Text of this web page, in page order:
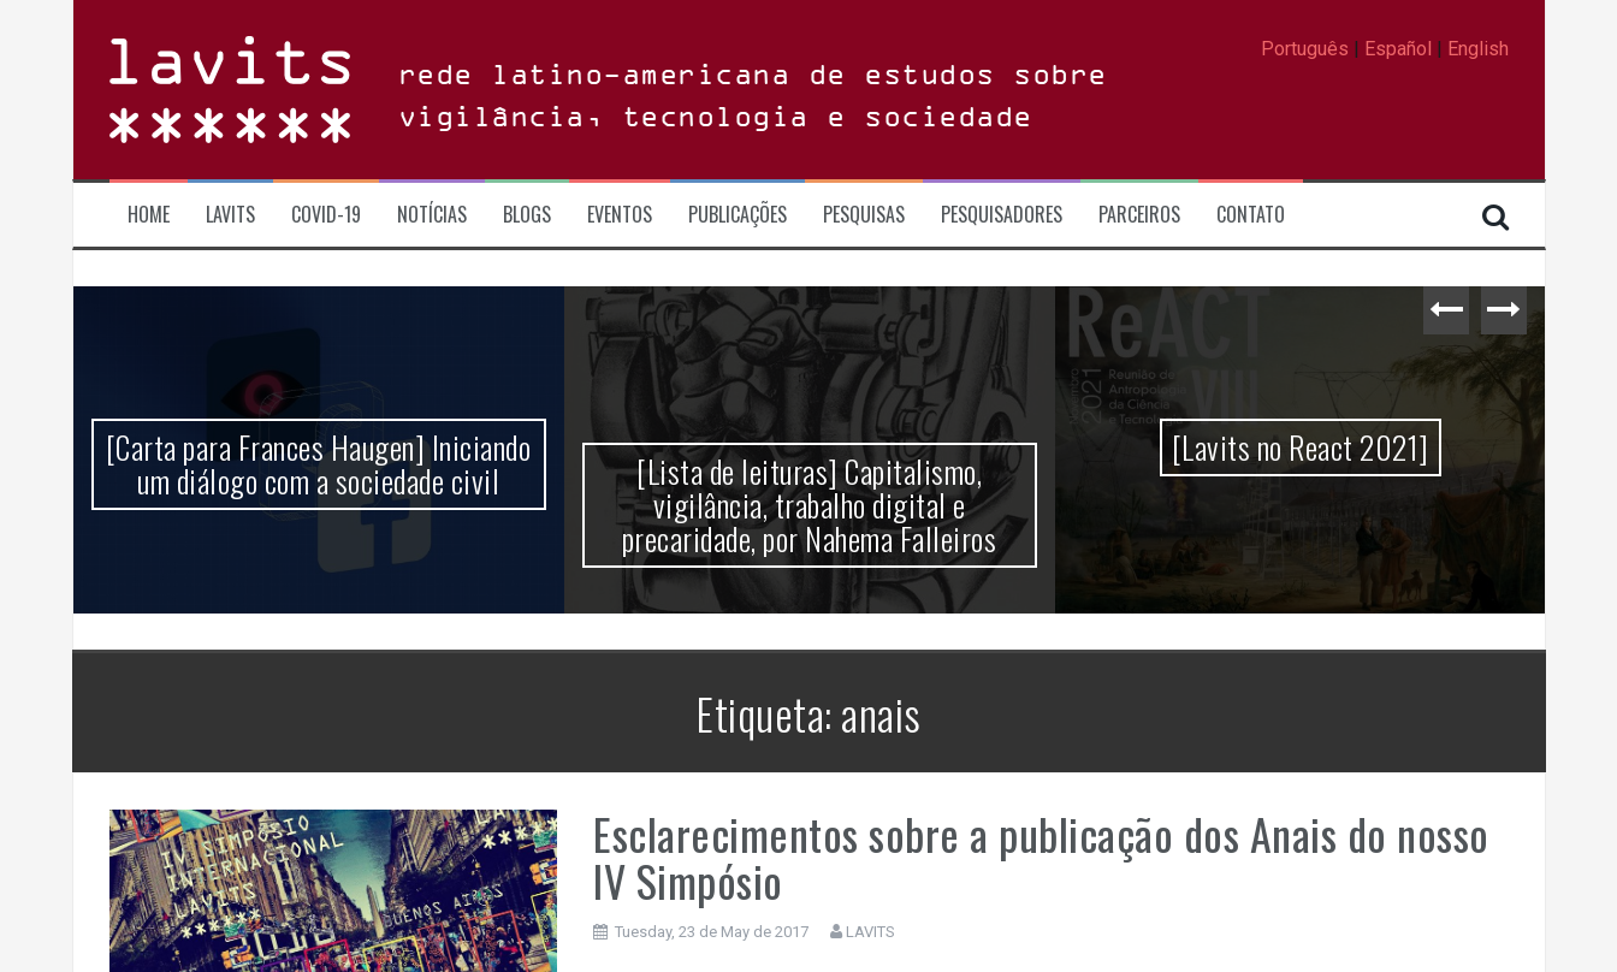
Português | Español | English
rede latino-americana de estudos sobre
vigilância, tecnologia e sociedade
HOME LAVITS COVID-19 NOTÍCIAS BLOGS EVENTOS PUBLICAÇÕES PESQUISAS PESQUISADORES PARCEIROS CONTATO
[Carta para Frances Haugen] Iniciando
um diálogo com a sociedade civil [Lista de leituras] Capitalismo,
vigilância, trabalho digital e
precaridade, por Nahema Falleiros
[Lavits no React 2021]
Etiqueta:anais
Esclarecimentos sobre a publicação dos Anais do nosso
IV Simpósio
Tuesday, 23 de May de 2017 LAVITS